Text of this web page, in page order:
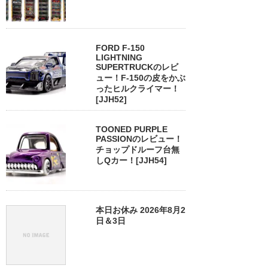
FORD F-150
LIGHTNING
SUPERTRUCKのレビ
ュー！F-150の皮をかぶ
ったヒルクライマー！
[JJH52]
TOONED PURPLE
PASSIONのレビュー！
チョップドルーフ台無
しQカー！[JJH54]
本日お休み 2026年8月2
日＆3日